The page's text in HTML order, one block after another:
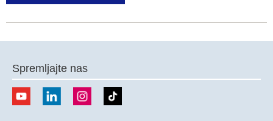
Spremljajte nas